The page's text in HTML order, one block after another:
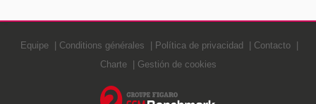
Equipe Conditions générales Política de privacidad
Contacto
Charte
Gestión de cookies